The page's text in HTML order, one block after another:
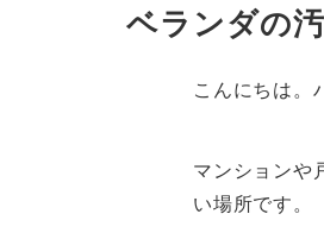
ベランダの
こんにちは。
マンションや
い場所です。